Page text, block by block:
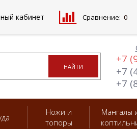
+7
+7
+7
Ножи и
топоры
Мангалы
кабинет Сравнение: 0